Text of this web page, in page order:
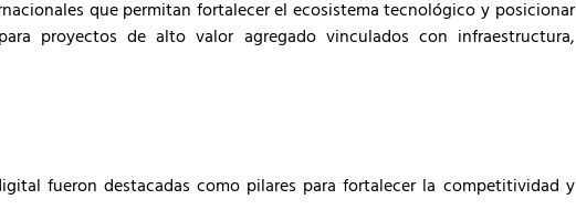
que permitan fortalecer el ecosistema tecnológico y posicionar
proyectos de alto valor agregado vinculados con infraestructura,
fueron destacadas como pilares para fortalecer la competitividad y